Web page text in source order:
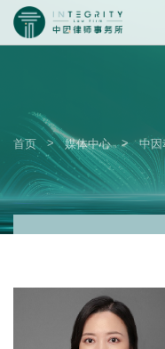
首页 > 媒体中心 > 中因